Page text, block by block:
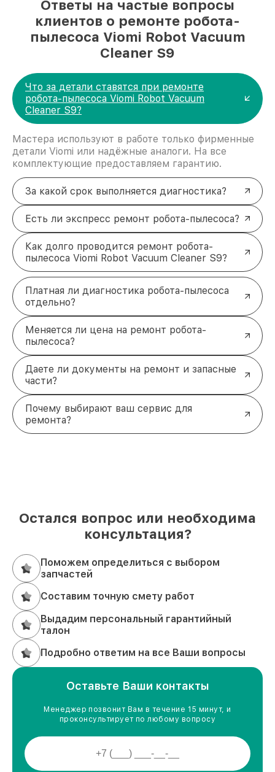
Ответы на частые вопросы
клиентов о ремонте робота-
пылесоса Viomi Robot Vacuum
Cleaner S9
Что за детали ставятся при ремонте
робота-пылесоса Viomi Robot Vacuum
Cleaner S9?
Мастера используют в работе только фирменные
детали Viomi или надёжные аналоги. На все
комплектующие предоставляем гарантию.
За какой срок выполняется диагностика?
Есть ли экспресс ремонт робота-пылесоса?
Как долго проводится ремонт робота-
пылесоса Viomi Robot Vacuum Cleaner S9?
Платная ли диагностика робота-пылесоса
отдельно?
Меняется ли цена на ремонт робота-
пылесоса?
Даете ли документы на ремонт и запасные
части?
Почему выбирают ваш сервис для
ремонта?
Остался вопрос или необходима
консультация?
Поможем определиться с выбором
запчастей
Составим точную смету работ
Выдадим персональный гарантийный
талон
Подробно ответим на все Ваши вопросы
Оставьте Ваши контакты
Менеджер позвонит Вам в течение 15 минут, и
проконсультирует по любому вопросу